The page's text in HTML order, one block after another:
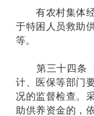
有农村集体经
于特困人员救助
等。
第三十四条 民
计、医保等部门
况的监督检查。
助供养资金的，